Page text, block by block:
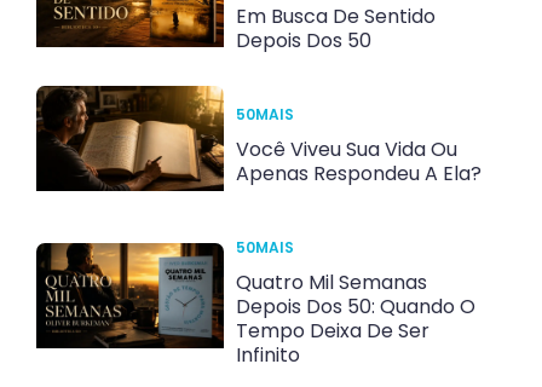
Em Busca De Sentido
Depois Dos 50
50MAIS
Você Viveu Sua Vida Ou
Apenas Respondeu A Ela?
50MAIS
Quatro Mil Semanas
Depois Dos 50: Quando O
Tempo Deixa De Ser
Infinito